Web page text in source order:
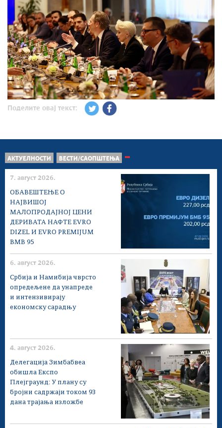
Поделите овај текст:
АКТУЕЛНОСТИ ВЕСТИ/САОПШТЕЊА
7. август 2026.
ОБАВЕШТЕЊЕ О
НАЈВИШОЈ
МАЛОПРОДАЈНОЈ ЦЕНИ
ДЕРИВАТА НАФТЕ EVRO
DIZEL И EVRO PREMIJUM
BMB 95
6. август 2026.
Србија и Намибија чврсто
опредељене да унапреде
и интензивирају
економску сарадњу
4. август 2026.
Делегација Зимбабвеа
обишла Експо
Плејграунд: У плану су
бројни садржаји током 93
дана трајања изложбе